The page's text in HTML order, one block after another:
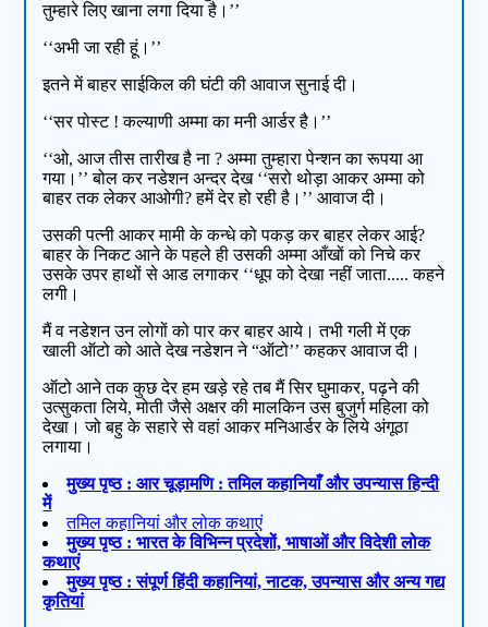
तुम्हारे लिए खाना लगा दिया है।’’
‘‘अभी जा रही हूं।’’
इतने में बाहर साईकिल की घंटी की आवाज सुनाई दी।
‘‘सर पोस्ट ! कल्याणी अम्मा का मनी आर्डर है।’’
‘‘ओ, आज तीस तारीख है ना ? अम्मा तुम्हारा पेन्शन का रूपया आ
गया।’’ बोल कर नडेशन अन्दर देख ‘‘सरो थोड़ा आकर अम्मा को
बाहर तक लेकर आओगी? हमें देर हो रही है।’’ आवाज दी।
उसकी पत्नी आकर मामी के कन्धे को पकड़ कर बाहर लेकर आई?
बाहर के निकट आने के पहले ही उसकी अम्मा आँखों को निचे कर
उसके उपर हाथों से आड लगाकर ‘‘धूप को देखा नहीं जाता..... कहने
लगी।
मैं व नडेशन उन लोगों को पार कर बाहर आये। तभी गली में एक
खाली ऑटो को आते देख नडेशन ने “ऑटो’’ कहकर आवाज दी।
ऑटो आने तक कुछ देर हम खड़े रहे तब मैं सिर घुमाकर, पढ़ने की
उत्सुकता लिये, मोती जैसे अक्षर की मालकिन उस बुजुर्ग महिला को
देखा। जो बहु के सहारे से वहां आकर मनिआर्डर के लिये अंगूठा
लगाया।
मुख्य पृष्ठ : आर चूड़ामणि : तमिल कहानियाँ और उपन्यास हिन्दी
में
तमिल कहानियां और लोक कथाएं
मुख्य पृष्ठ : भारत के विभिन्न प्रदेशों, भाषाओं और विदेशी लोक
कथाएं
मुख्य पृष्ठ : संपूर्ण हिंदी कहानियां, नाटक, उपन्यास और अन्य गद्य
कृतियां